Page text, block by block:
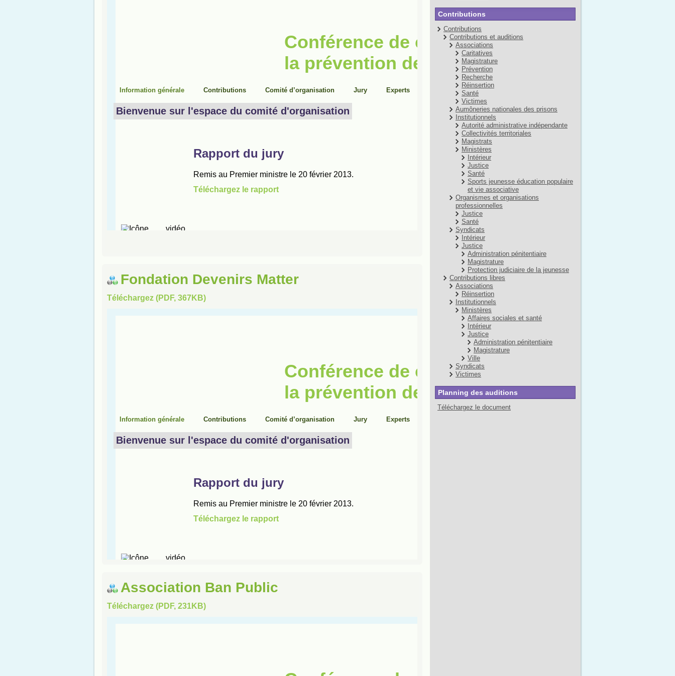
Fondation Devenirs Matter
Téléchargez (PDF, 367KB)
Association Ban Public
Téléchargez (PDF, 231KB)
Contributions
Contributions
Contributions et auditions
Associations
Caritatives
Magistrature
Prévention
Recherche
Réinsertion
Santé
Victimes
Aumôneries nationales des prisons
Institutionnels
Autorité administrative indépendante
Collectivités territoriales
Magistrats
Ministères
Intérieur
Justice
Santé
Sports jeunesse éducation populaire
et vie associative
Organismes et organisations
professionnelles
Justice
Santé
Syndicats
Intérieur
Justice
Administration pénitentiaire
Magistrature
Protection judiciaire de la jeunesse
Contributions libres
Associations
Réinsertion
Institutionnels
Ministères
Affaires sociales et santé
Intérieur
Justice
Administration pénitentiaire
Magistrature
Ville
Syndicats
Victimes
Planning des auditions
Téléchargez le document